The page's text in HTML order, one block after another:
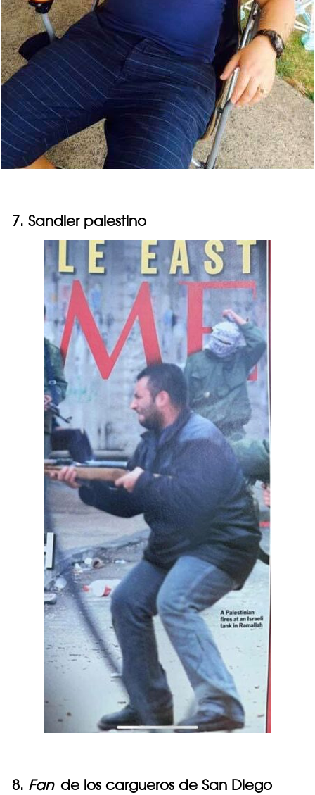
7. Sandler palestino
8. Fan de los cargueros de San Diego